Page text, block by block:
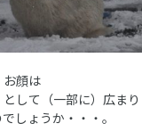
お顔は
として（一部に）広まり
しょうか・・・。